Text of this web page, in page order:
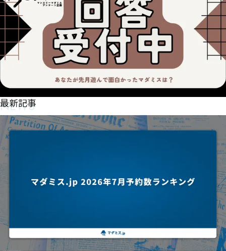
惵樢皲笧㔙㔓㓴㔗㔡㒴殴囒㔤桙臚㔠毂㔩座㔉巨鬼㔮庬㔰閫意㔐㕏㖇㕬㖓㖨㕯㖔㕟揣㔓㔶㔕㔱㓕㔴㔠
㕟币魕㕇廅㕊盢筗㕰叠㕆㕇㔦㕮㕒㕅㕎攄㕋㕏㔮㕊㕚㕍㔿㕘㓱Ԥ厬㕵盺筯㖈司㕞㕟㔾㕚㕦㖐㕤㕲㕣㕐㖌
叛㕴杒㕔㕔㖔㖍㕩㕓㕮㕠㕹㔒㕝㕽㖞摌垱㖁杣㕥㕥㖥㖃㖟变㖊㖨㖄㖈鯃㕻㖄㕵㖑㖋㖏㖁㖩㖏㖌㖸㖗㕻
㔲墅㖞㖼㖘㖜憌髃㖅幃㗊㖟㖣㖋㖜㖆㖨㖛㖗㖈㕇
NEWS
最新記事